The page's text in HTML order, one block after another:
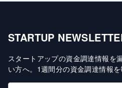
STARTUP
スタートアップの資金調達情報を
い方へ。 1週間分の資金調達情報